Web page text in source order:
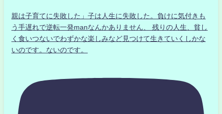
親は子育てに失敗した」子は人生に失敗した。負けに気付きも
う手遅れで逆転一発manなんかありません、 残りの人生、貧し
く食いつないでわずかな楽しみなど見つけて生きていくしかな
いのです。ないのです。